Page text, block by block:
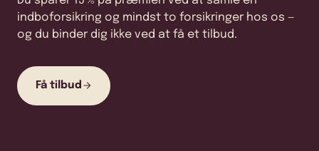
indboforsikring og mindst to forsikringer hos os —
og du binder dig ikke ved at få et tilbud.
Få tilbud